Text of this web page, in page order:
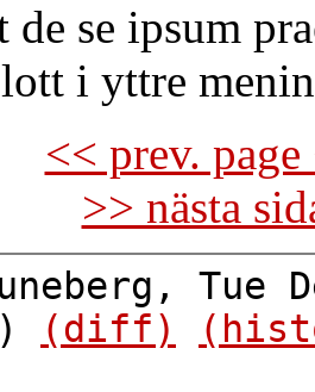
de se ipsum
i yttre
<< prev.
>> nästa
Tue
(diff)